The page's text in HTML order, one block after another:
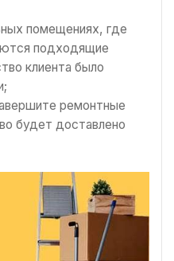
помещениях, где
подходящие
клиента было
ремонтные
будет доставлено